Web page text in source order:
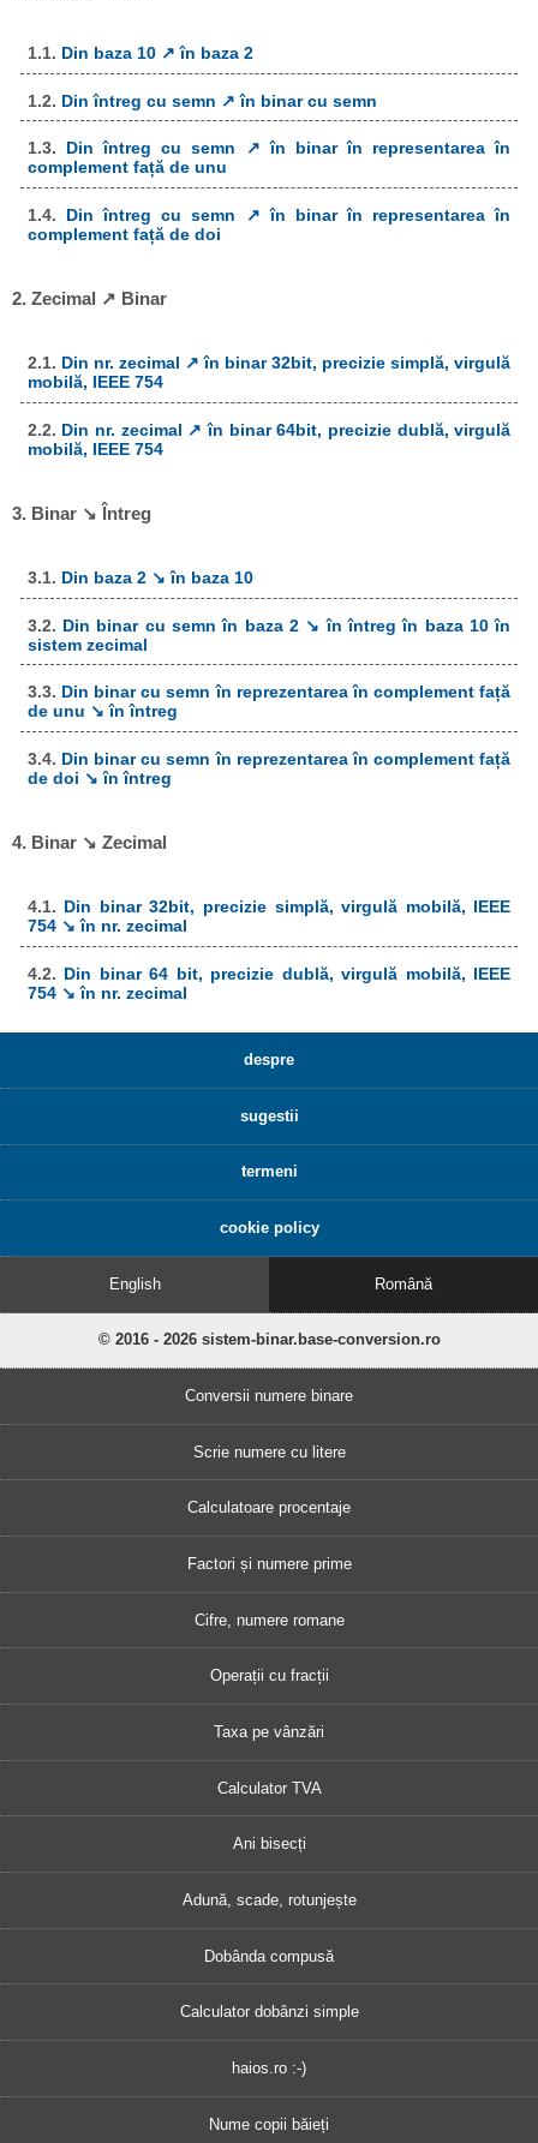
1.1. Din baza 10 ↗ în baza 2
1.2. Din întreg cu semn ↗ în binar cu semn
1.3. Din întreg cu semn ↗ în binar în representarea în
complement față de unu
1.4. Din întreg cu semn ↗ în binar în representarea în
complement față de doi
2. Zecimal ↗ Binar
2.1. Din nr. zecimal ↗ în binar 32bit, precizie simplă, virgulă
mobilă, IEEE 754
2.2. Din nr. zecimal ↗ în binar 64bit, precizie dublă, virgulă
mobilă, IEEE 754
3. Binar ↘ Întreg
3.1. Din baza 2 ↘ în baza 10
3.2. Din binar cu semn în baza 2 ↘ în întreg în baza 10 în
sistem zecimal
3.3. Din binar cu semn în reprezentarea în complement față
de unu ↘ în întreg
3.4. Din binar cu semn în reprezentarea în complement față
de doi ↘ în întreg
4. Binar ↘ Zecimal
4.1. Din binar 32bit, precizie simplă, virgulă mobilă, IEEE
754 ↘ în nr. zecimal
4.2. Din binar 64 bit, precizie dublă, virgulă mobilă, IEEE
754 ↘ în nr. zecimal
despre
sugestii
termeni
cookie policy
English Română
© 2016 - 2026 sistem-binar.base-conversion.ro
Conversii numere binare
Scrie numere cu litere
Calculatoare procentaje
Factori și numere prime
Cifre, numere romane
Operații cu fracții
Taxa pe vânzări
Calculator TVA
Ani bisecți
Adună, scade, rotunjește
Dobânda compusă
Calculator dobânzi simple
haios.ro :-)
Nume copii băieți